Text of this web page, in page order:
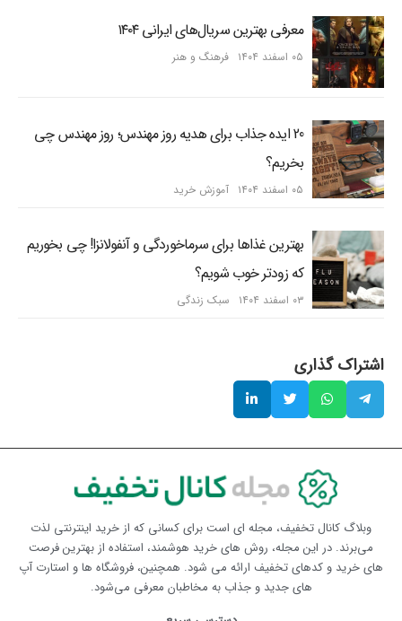
معرفی بهترین سریال‌های ایرانی ۱۴۰۴
۰۵ اسفند ۱۴۰۴ فرهنگ و هنر
20 ایده جذاب برای هدیه روز مهندس؛ روز مهندس چی
بخریم؟
۰۵ اسفند ۱۴۰۴ آموزش خرید
بهترین غذاها برای سرماخوردگی و آنفولانزا! چی بخوریم
که زودتر خوب شویم؟
۰۳ اسفند ۱۴۰۴ سبک زندگی
اشتراک گذاری
وبلاگ کانال تخفیف، مجله ای است برای کسانی که از خرید اینترنتی لذت
می‌برند. در این مجله، روش های خرید هوشمند، استفاده از بهترین فرصت
های خرید و کدهای تخفیف ارائه می شود. همچنین، فروشگاه ها و استارت آپ
های جدید و جذاب به مخاطبان معرفی می‌شود.